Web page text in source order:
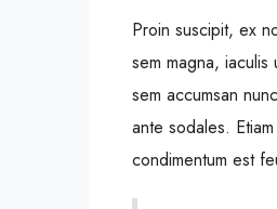
Proin suscipit, ex
sem magna,
sem accumsan
ante sodales.
condimentum est